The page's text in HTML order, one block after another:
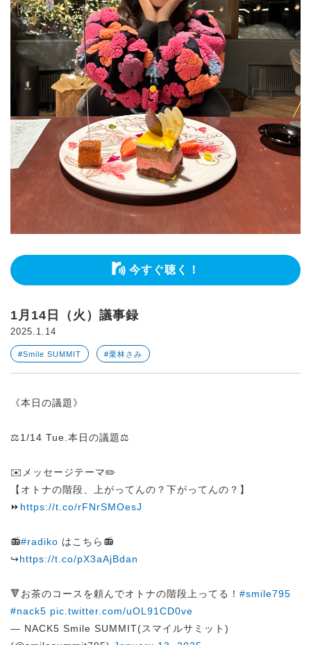
今すぐ聴く！
1月14日（火）議事録
2025.1.14
#Smile SUMMIT #栗林さみ
《本日の議題》
⚖️1/14 Tue.本日の議題⚖️
✉️メッセージテーマ✏️
【オトナの階段、上がってんの？下がってんの？】
⏩ https://t.co/rFNrSMOesJ
📻#radiko はこちら📻
↪︎https://t.co/pX3aAjBdan
🔻お茶のコースを頼んでオトナの階段上ってる！ #smile795
#nack5 pic.twitter.com/uOL91CD0ve
— NACK5 Smile SUMMIT(スマイルサミット)